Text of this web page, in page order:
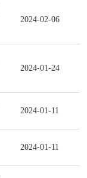
2024-02-06
2024-01-24
2024-01-11
2024-01-11